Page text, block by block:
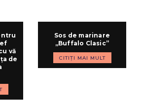
vă
de
Sos de marinare
„Buffalo Clasic”
CITIȚI MAI MULT